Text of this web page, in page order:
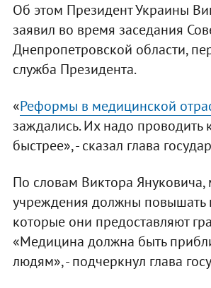
Об этом Президент Украины
заявил во время заседания
Днепропетровской области,
служба Президента.
«Реформы в медицинской
заждались. Их надо проводить
быстрее», - сказал глава
По словам Виктора
учреждения должны повышать
которые они предоставляют
«Медицина должна быть
людям», - подчеркнул глава